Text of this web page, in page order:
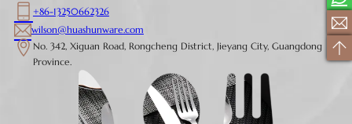
+86-13250662326
wilson@huashunware.com
No. 342, Xiguan Road, Rongcheng District, Jieyang City, Guangdong
Province.